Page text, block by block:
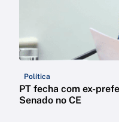
Política
PT fecha com ex-
Senado no CE